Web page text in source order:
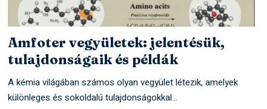
Amfoter vegyületek: jelentésük,
tulajdonságaik és példák
A kémia világában számos olyan vegyület létezik, amelyek
különleges és sokoldalú tulajdonságokkal…